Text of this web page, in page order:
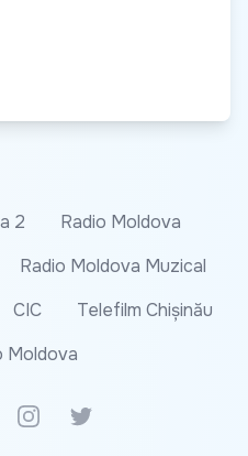
2
Radio Moldova
Radio Moldova Muzical
CIC
Telefilm Chișinău
Moldova
InstagramTwitter